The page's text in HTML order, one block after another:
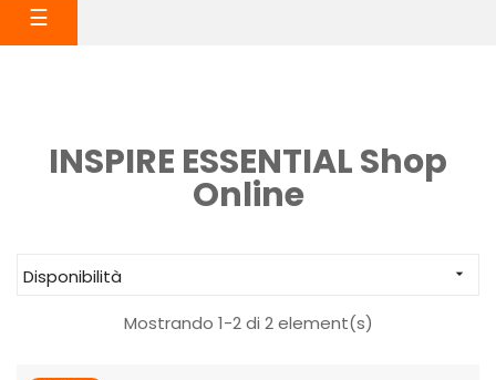
navigazione
☰
INSPIRE ESSENTIAL Shop
Online
Disponibilità 
Mostrando 1-2 di 2 element(s)